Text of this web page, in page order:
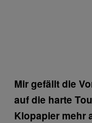
Mir gefällt die
auf die harte
Klopapier mehr